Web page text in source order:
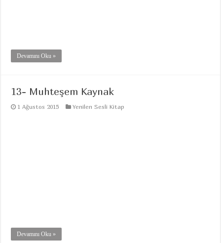
Devamını Oku »
13- Muhteşem Kaynak
1 Ağustos 2015 Yenilen Sesli Kitap
Devamını Oku »